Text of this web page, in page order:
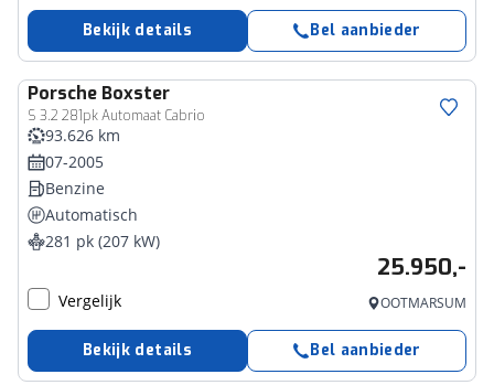
Bekijk details Bel aanbieder
Porsche Boxster
S 3.2 281pk Automaat Cabrio
93.626 km
07-2005
Benzine
Automatisch
281 pk (207 kW)
25.950,-
Vergelijk OOTMARSUM
Bekijk details Bel aanbieder